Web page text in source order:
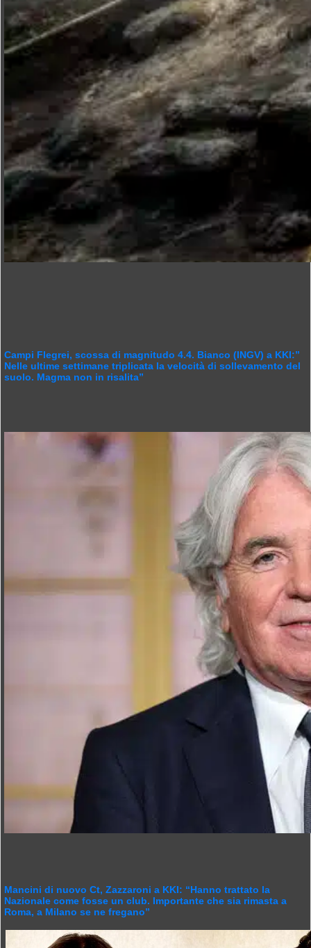
Campi Flegrei, scossa di magnitudo 4.4. Bianco (INGV) a KKI:”
Nelle ultime settimane triplicata la velocità di sollevamento del
suolo. Magma non in risalita”
Mancini di nuovo Ct, Zazzaroni a KKI: “Hanno trattato la
Nazionale come fosse un club. Importante che sia rimasta a
Roma, a Milano se ne fregano”